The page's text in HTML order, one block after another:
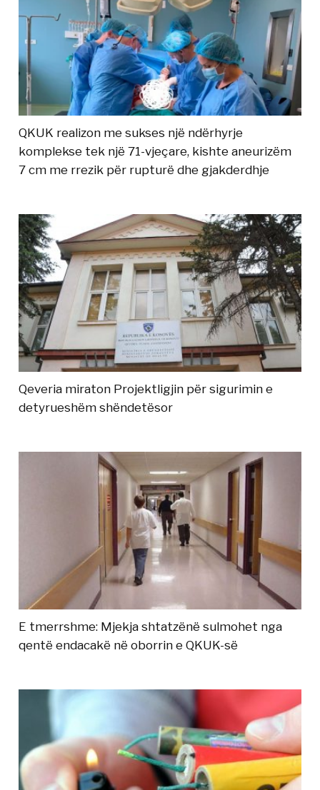
QKUK realizon me sukses një ndërhyrje
komplekse tek një 71-vjeçare, kishte aneurizëm
7 cm me rrezik për rupturë dhe gjakderdhje
Qeveria miraton Projektligjin për sigurimin e
detyrueshëm shëndetësor
E tmerrshme: Mjekja shtatzënë sulmohet nga
qentë endacakë në oborrin e QKUK-së